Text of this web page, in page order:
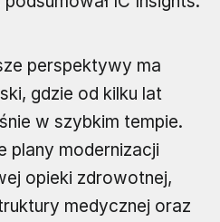
perspektywy ma
gdzie od kilku lat
w szybkim tempie.
plany modernizacji
opieki zdrowotnej,
medycznej oraz